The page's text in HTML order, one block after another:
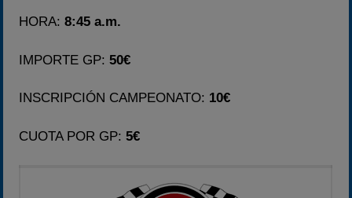
HORA:8:45 a.m.
IMPORTE GP:50€
INSCRIPCIÓN CAMPEONATO: 10€
CUOTA POR GP:5€